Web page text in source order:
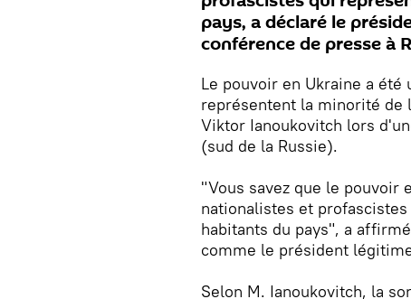
pays, a déclaré le
conférence de presse à
Le pouvoir en Ukraine a
représentent la minorité de
Viktor Ianoukovitch lors
(sud de la Russie).
"Vous savez que le pouvoir
nationalistes et
habitants du pays", a
comme le président
Selon M. Ianoukovitch, la